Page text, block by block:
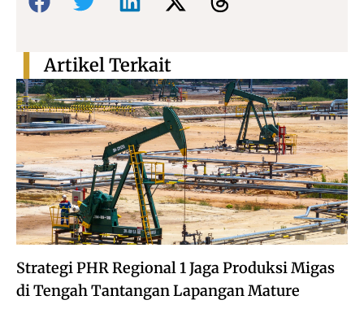
Strategi PHR Regional 1 Jaga Produksi Migas
di Tengah Tantangan Lapangan Mature
Artikel Terkait